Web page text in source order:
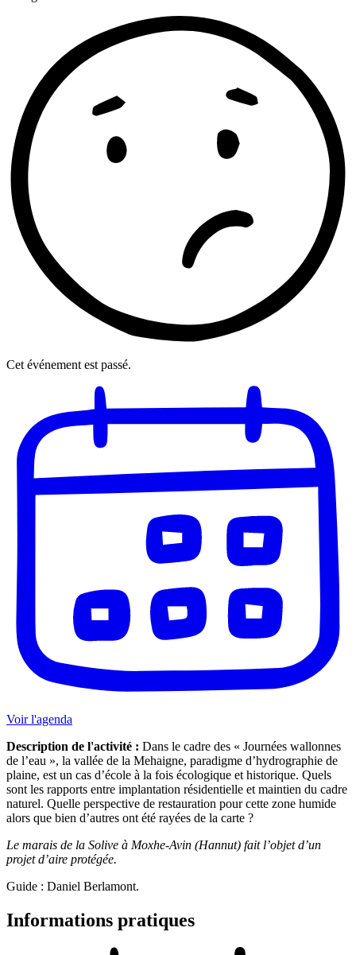
Cet événement est passé.
Voir l'agenda
Description de l'activité : Dans le cadre des « Journées wallonnes
de l’eau », la vallée de la Mehaigne, paradigme d’hydrographie de
plaine, est un cas d’école à la fois écologique et historique. Quels
sont les rapports entre implantation résidentielle et maintien du cadre
naturel. Quelle perspective de restauration pour cette zone humide
alors que bien d’autres ont été rayées de la carte ?
Le marais de la Solive à Moxhe-Avin (Hannut) fait l’objet d’un
projet d’aire protégée.
Guide : Daniel Berlamont.
Informations pratiques